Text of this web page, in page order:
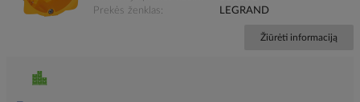
Prekės ženklas
LEGRAND
Žiūrėti informaciją